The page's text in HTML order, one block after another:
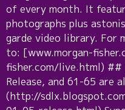
of every month. It
photographs plus
garde video library. For
to: [www.morgan-
fisher.com/live.html) ##
Release, and 61-65 are
(http://